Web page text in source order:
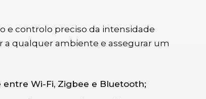
e controlo preciso da intensidade
a qualquer ambiente e assegurar um
Wi-Fi, Zigbee e Bluetooth;